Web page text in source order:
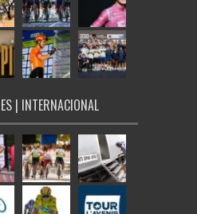
| INTERNACIONAL